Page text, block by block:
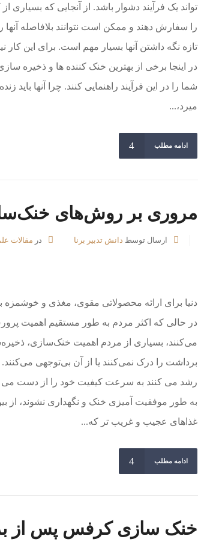
تواند یک فرآیند دشوار باشد. از آنجایی که
را سفارش دهند و ممکن است نتوانند بلافاصله آنها
تازه نگه داشتن آنها بسیار مهم است. برای این
در اینجا برخی از بهترین خنک کننده ها و ذخیره
شما را در این فرآیند راهنمایی کنند. چرا آنها
میرد،...
ادامه مطلب
مروری بر روش‌های
ارسال توسط دانش تدبیر برنا در مقالات
دنیا برای ارائه محصولاتی مقوی، مغذی و
در حالی که اکثر مردم به طور مستقیم اهمیت
می‌کنند، بسیاری از مردم اهمیت خنک‌سازی،
برداشت را درک نمی‌کنند یا از آن بی‌توجهی
رشد می کنند به سرعت کیفیت خود را از دست می
به طور موفقیت آمیزی خنک و نگهداری نشوند،
غذاهای عجیب و غریب تر که...
ادامه مطلب
خنک سازی کرفس پس از